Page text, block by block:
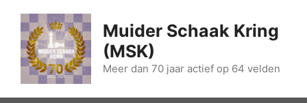
naar
inhoud
Muider Schaak Kring
(MSK)
Meer dan 70 jaar actief op 64 velden